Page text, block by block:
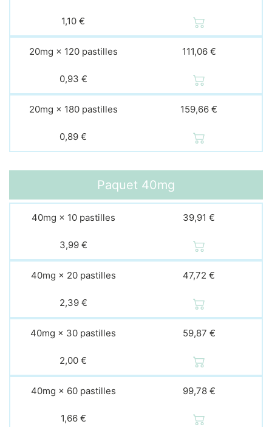
1,10 €
20mg × 120 pastilles 111,06 €
0,93 €
20mg × 180 pastilles 159,66 €
0,89 €
Paquet 40mg
40mg × 10 pastilles 39,91 €
3,99 €
40mg × 20 pastilles 47,72 €
2,39 €
40mg × 30 pastilles 59,87 €
2,00 €
40mg × 60 pastilles 99,78 €
1,66 €